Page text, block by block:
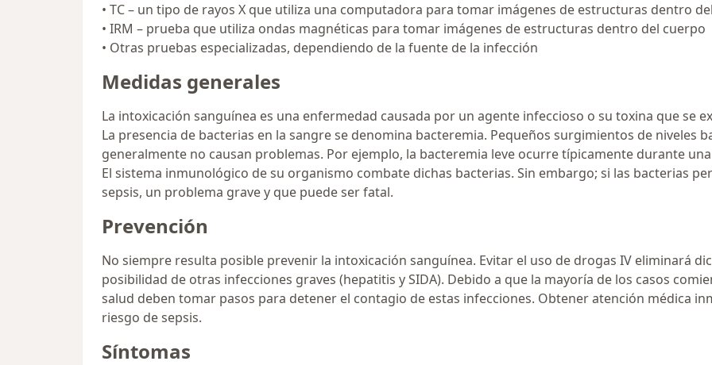
• TC – un tipo de rayos X que utiliza una computadora para tomar imágenes de estructuras dentro
• IRM – prueba que utiliza ondas magnéticas para tomar imágenes de estructuras dentro del cuerpo
• Otras pruebas especializadas, dependiendo de la fuente de la infección
Medidas generales
La intoxicación sanguínea es una enfermedad causada por un agente infeccioso o su toxina que se
La presencia de bacterias en la sangre se denomina bacteremia. Pequeños surgimientos de niveles
generalmente no causan problemas. Por ejemplo, la bacteremia leve ocurre típicamente durante
El sistema inmunológico de su organismo combate dichas bacterias. Sin embargo; si las bacterias
sepsis, un problema grave y que puede ser fatal.
Prevención
No siempre resulta posible prevenir la intoxicación sanguínea. Evitar el uso de drogas IV eliminará
posibilidad de otras infecciones graves (hepatitis y SIDA). Debido a que la mayoría de los casos
salud deben tomar pasos para detener el contagio de estas infecciones. Obtener atención médica
riesgo de sepsis.
Síntomas